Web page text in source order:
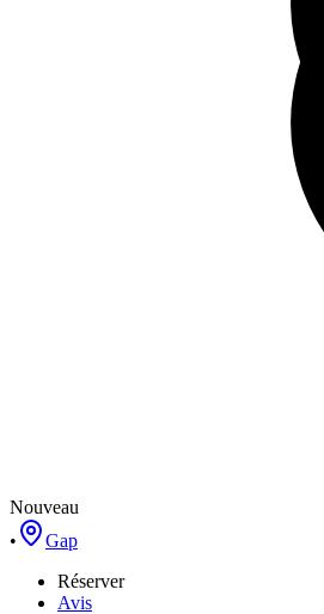
Nouveau
•
Gap
Réserver
Avis